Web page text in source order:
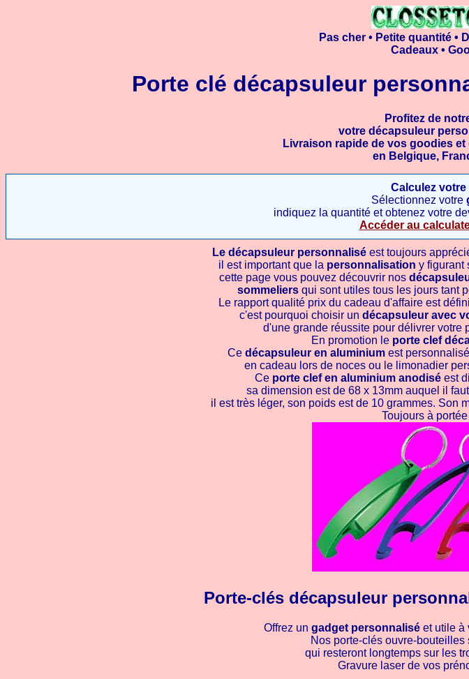
Pas cher • Petite quantité
Cadeaux •
Porte clé décapsuleur
Profitez de
votre décapsuleur
Livraison rapide de vos goodies
en Belgique,
Calculez
Sélectionnez votre
indiquez la quantité et obtenez votre
Accéder au
Le décapsuleur personnalisé est toujours
il est important que la personnalisation y figurant
cette page vous pouvez découvrir nos
sommeliersqui sont utiles tous les jours tant
Le rapport qualité prix du cadeau d'affaire est
c'est pourquoi choisir un décapsuleur avec
d'une grande réussite pour délivrer
En promotion le porte clef
Ce décapsuleur en aluminium est
en cadeau lors de noces ou le limonadier
Ce porte clef en aluminium anodisé est
sa dimension est de 68 x 13mm auquel il
il est très léger, son poids est de 10 grammes. Son
Toujours à
Porte-clés décapsuleur
Offrez un gadget personnaliséet utile à
Nos porte-clés ouvre-bouteilles
qui resteront longtemps sur les
Gravure laser de vos